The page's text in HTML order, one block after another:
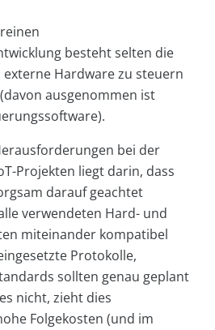
besteht selten die
Hardware zu steuern
ausgenommen ist
bei der
Projekten liegt darin, dass
darauf geachtet
verwendeten Hard- und
miteinander kompatibel
Protokolle,
sollten genau geplant
nicht, zieht dies
Folgekosten (und im